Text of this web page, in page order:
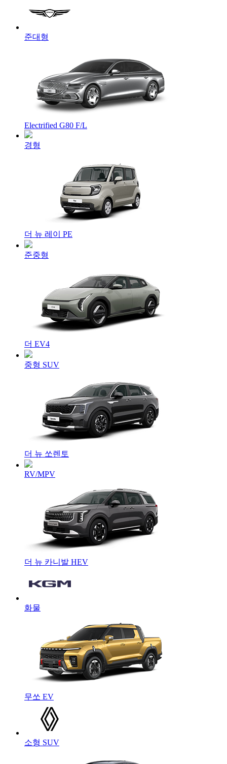
준대형
Electrified G80 F/L
경형
더 뉴 레이 PE
준중형
더 EV4
중형 SUV
더 뉴 쏘렌토
RV/MPV
더 뉴 카니발 HEV
화물
무쏘 EV
소형 SUV